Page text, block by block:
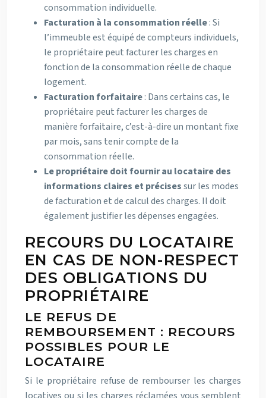
consommation individuelle.
Facturation à la consommation réelle: Si
l’immeuble est équipé de compteurs individuels,
le propriétaire peut facturer les charges en
fonction de la consommation réelle de chaque
logement.
Facturation forfaitaire: Dans certains cas, le
propriétaire peut facturer les charges de
manière forfaitaire, c’est-à-dire un montant fixe
par mois, sans tenir compte de la
consommation réelle.
Le propriétaire doit fournir au locataire des
informations claires et précisessur les modes
de facturation et de calcul des charges. Il doit
également justifier les dépenses engagées.
RECOURS DU LOCATAIRE
EN CAS DE NON-RESPECT
DES OBLIGATIONS DU
PROPRIÉTAIRE
LE REFUS DE
REMBOURSEMENT : RECOURS
POSSIBLES POUR LE
LOCATAIRE
Si le propriétaire refuse de rembourser les charges